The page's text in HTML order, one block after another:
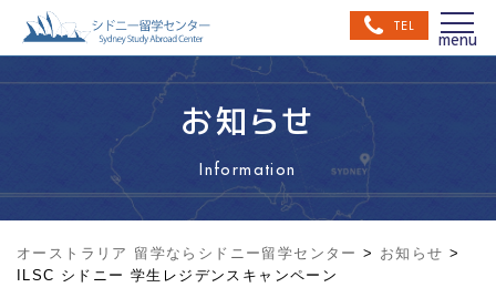
TEL
お知らせ
Information
オーストラリア 留学ならシドニー留学センター > お知らせ >
ILSC シドニー 学生レジデンスキャンペーン